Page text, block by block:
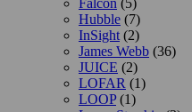
Falcon (5)
Hubble (7)
InSight (2)
James Webb (36)
JUICE (2)
LOFAR (1)
LOOP(1)